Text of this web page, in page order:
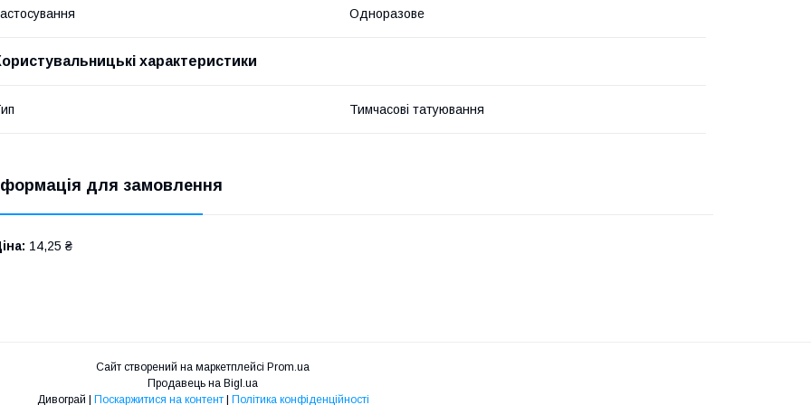
Одноразове
характеристики
Тимчасові татуювання
для замовлення
14,25 ₴
Сайт створений на маркетплейсі Prom.ua
Продавець на Bigl.ua
Дивограй | Поскаржитися на контент | Політика конфіденційності